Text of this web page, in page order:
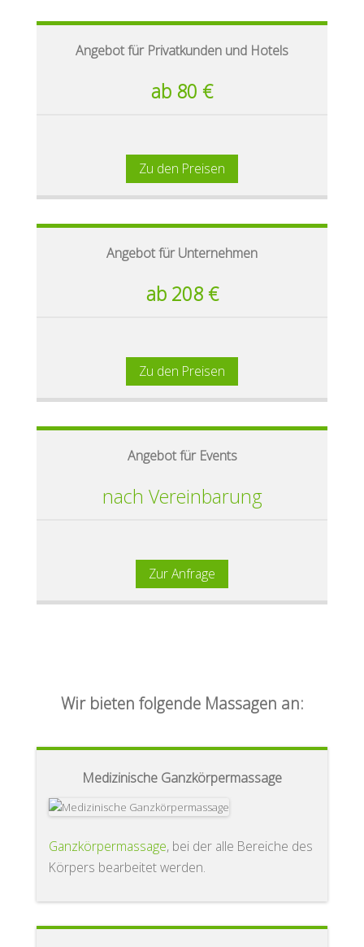
Angebot für Privatkunden und Hotels
ab 80 €
Zu den Preisen
Angebot für Unternehmen
ab 208 €
Zu den Preisen
Angebot für Events
nach Vereinbarung
Zur Anfrage
Wir bieten folgende Massagen an:
Medizinische Ganzkörpermassage
Ganzkörpermassage, bei der alle Bereiche des
Körpers bearbeitet werden.